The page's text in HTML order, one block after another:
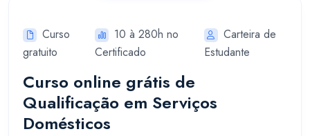
Curso
gratuito
10 à 280h no
Certificado
Carteira de
Estudante
Curso online grátis de
Qualificação em Serviços
Domésticos